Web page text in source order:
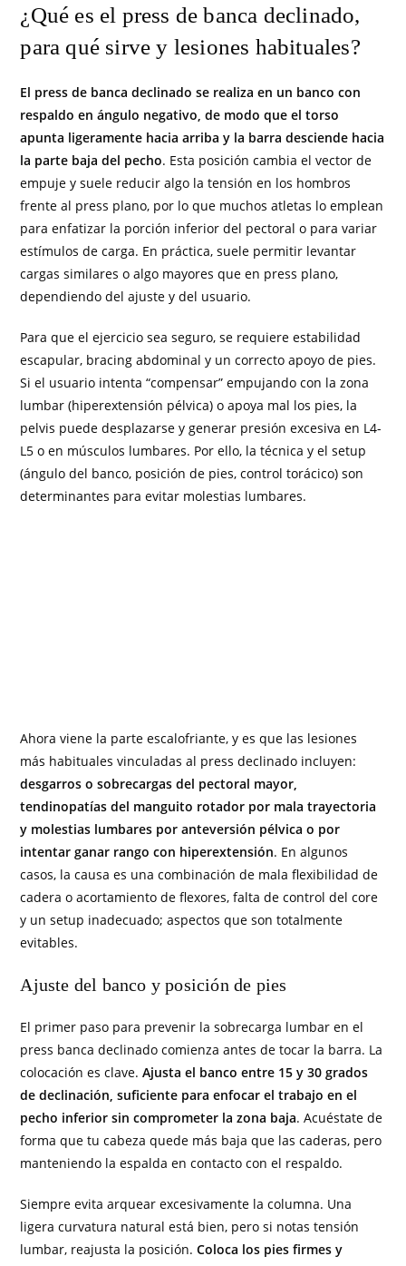
¿Qué es el press de banca declinado,
para qué sirve y lesiones habituales?
El press de banca declinado se realiza en un banco con
respaldo en ángulo negativo, de modo que el torso
apunta ligeramente hacia arriba y la barra desciende hacia
la parte baja del pecho. Esta posición cambia el vector de
empuje y suele reducir algo la tensión en los hombros
frente al press plano, por lo que muchos atletas lo emplean
para enfatizar la porción inferior del pectoral o para variar
estímulos de carga. En práctica, suele permitir levantar
cargas similares o algo mayores que en press plano,
dependiendo del ajuste y del usuario.
Para que el ejercicio sea seguro, se requiere estabilidad
escapular, bracing abdominal y un correcto apoyo de pies.
Si el usuario intenta “compensar” empujando con la zona
lumbar (hiperextensión pélvica) o apoya mal los pies, la
pelvis puede desplazarse y generar presión excesiva en L4-
L5 o en músculos lumbares. Por ello, la técnica y el setup
(ángulo del banco, posición de pies, control torácico) son
determinantes para evitar molestias lumbares.
Ahora viene la parte escalofriante, y es que las lesiones
más habituales vinculadas al press declinado incluyen:
desgarros o sobrecargas del pectoral mayor,
tendinopatías del manguito rotador por mala trayectoria
y molestias lumbares por anteversión pélvica o por
intentar ganar rango con hiperextensión. En algunos
casos, la causa es una combinación de mala flexibilidad de
cadera o acortamiento de flexores, falta de control del core
y un setup inadecuado; aspectos que son totalmente
evitables.
Ajuste del banco y posición de pies
El primer paso para prevenir la sobrecarga lumbar en el
press banca declinado comienza antes de tocar la barra. La
colocación es clave.Ajusta el banco entre 15 y 30 grados
de declinación, suficiente para enfocar el trabajo en el
pecho inferior sin comprometer la zona baja. Acuéstate de
forma que tu cabeza quede más baja que las caderas, pero
manteniendo la espalda en contacto con el respaldo.
Siempre evita arquear excesivamente la columna. Una
ligera curvatura natural está bien, pero si notas tensión
lumbar, reajusta la posición.Coloca los pies firmes y